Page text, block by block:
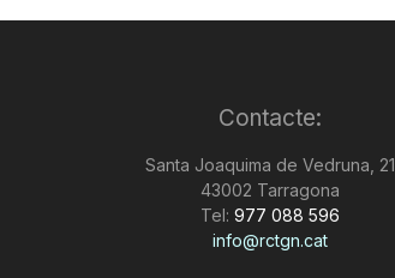
Contacte:
Santa Joaquima de Vedruna, 21
43002 Tarragona
Tel: 977 088 596
info@rctgn.cat